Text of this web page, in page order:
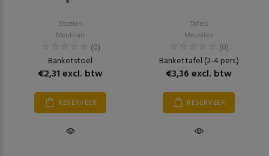
Stoelen
Meubilair
(0)
Banketstoel
€2,31 excl. btw
RESERVEER
Tafels
Meubilair
(0)
Bankettafel (2-4 pers.)
€3,36 excl. btw
RESERVEER